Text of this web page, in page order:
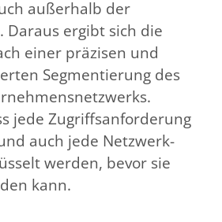
außerhalb der
Daraus ergibt sich die
einer präzisen und
Segmentierung des
jede Zugriffsanforderung
auch jede Netzwerk-
werden, bevor sie
kann.